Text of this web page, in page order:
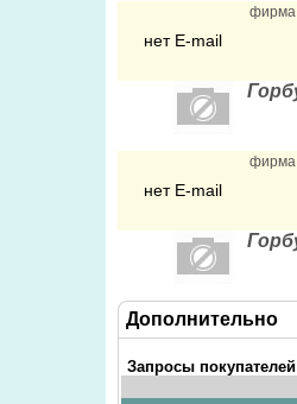
нет E-mail
фирма
нет E-mail
фирма
Дополнительно
Запросы покупателей